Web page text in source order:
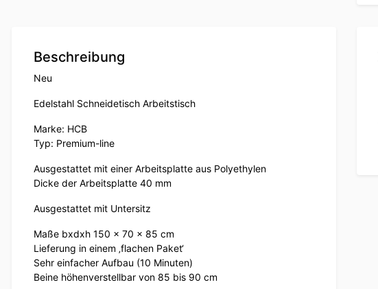
Beschreibung
Neu
Edelstahl Schneidetisch Arbeitstisch
Marke: HCB
Typ: Premium-line
Ausgestattet mit einer Arbeitsplatte aus Polyethylen
Dicke der Arbeitsplatte 40 mm
Ausgestattet mit Untersitz
Maße bxdxh 150 x 70 x 85 cm
Lieferung in einem ‚flachen Paket‘
Sehr einfacher Aufbau (10 Minuten)
Beine höhenverstellbar von 85 bis 90 cm